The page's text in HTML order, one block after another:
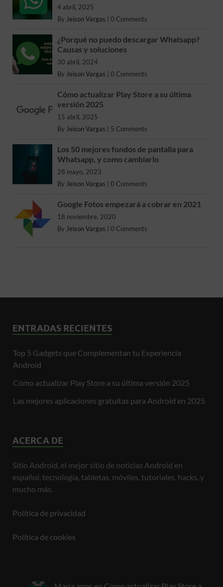
4 abril, 2025
By Jeison Vargas 0 Comments
¿Porqué no puedo descargar Whatsapp?
Causas y soluciones
30 abril, 2024
By Jeison Vargas 0 Comments
Cómo actualizar Play Store a su última
versión 2025
15 abril, 2025
By Jeison Vargas 5 Comments
Los 50 mejores fondos de pantalla para
Whatsapp, y como cambiarlo
28 mayo, 2023
By Jeison Vargas 0 Comments
Google Fotos empezará a cobrar en 2021
18 noviembre, 2020
By Jeison Vargas 0 Comments
ENTRADAS RECIENTES
Top 5 Gadgets que Complementan tu Experiencia
Android
Cómo actualizar Play Store a su última versión 2025
Las mejores aplicaciones gratuitas para Android en 2025
ACERCA DE
Sitio Android, el mejor sitio de noticias Android en
español, tecnología, tabletas, móviles, tutoriales, hacks, y
mucho más.
Política de privacidad
Política de cookies